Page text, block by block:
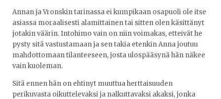
Annan ja Vronskin tarinassa ei kumpikaan osapuoli ole itse
asiassa moraalisesti alamittainen tai sitten olen käsittänyt
jotakin väärin. Intohimo vain on niin voimakas, etteivät he
pysty sitä vastustamaan ja sen takia etenkin Anna joutuu
mahdottomaan tilanteeseen, josta ulospääsynä hän näkee
vain kuoleman.
Sitä ennen hän on ehtinyt muuttua herttaisuuden
perikuvasta oikuttelevaksi ja nalkuttavaksi akaksi, jonka